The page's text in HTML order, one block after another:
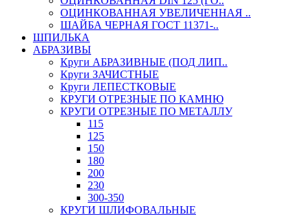
ОЦИНКОВАННАЯ УВЕЛИЧЕННАЯ ..
ШАЙБА ЧЕРНАЯ ГОСТ 11371-..
ШПИЛЬКА
АБРАЗИВЫ
Круги АБРАЗИВНЫЕ (ПОД ЛИП..
Круги ЗАЧИСТНЫЕ
Круги ЛЕПЕСТКОВЫЕ
КРУГИ ОТРЕЗНЫЕ ПО КАМНЮ
КРУГИ ОТРЕЗНЫЕ ПО МЕТАЛЛУ
115
125
150
180
200
230
300-350
КРУГИ ШЛИФОВАЛЬНЫЕ